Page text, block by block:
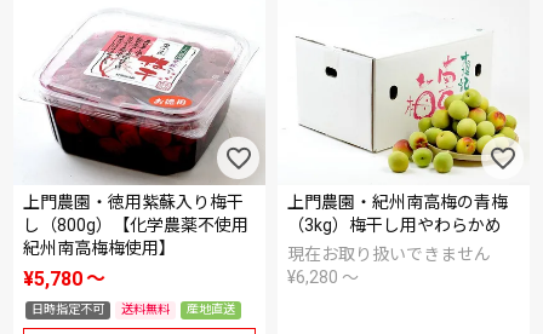
上門農園・徳用紫蘇入り梅干
し（800g）【化学農薬不使用
紀州南高梅梅使用】
¥5,780〜
日時指定不可 送料無料 産地直送
上門農園・紀州南高梅の青梅
（3kg）梅干し用やわらかめ
現在お取り扱いできません
¥6,280 〜